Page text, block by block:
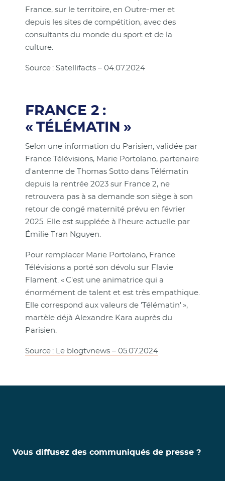
France, sur le territoire, en Outre-mer et
depuis les sites de compétition, avec des
consultants du monde du sport et de la
culture.
Source : Satellifacts – 04.07.2024
FRANCE 2 :
« TÉLÉMATIN »
Selon une information du Parisien, validée par
France Télévisions, Marie Portolano, partenaire
d'antenne de Thomas Sotto dans Télématin
depuis la rentrée 2023 sur France 2, ne
retrouvera pas à sa demande son siège à son
retour de congé maternité prévu en février
2025. Elle est suppléée à l'heure actuelle par
Émilie Tran Nguyen.
Pour remplacer Marie Portolano, France
Télévisions a porté son dévolu sur Flavie
Flament. « C'est une animatrice qui a
énormément de talent et est très empathique.
Elle correspond aux valeurs de 'Télématin' »,
martèle déjà Alexandre Kara auprès du
Parisien.
Source : Le blogtvnews – 05.07.2024
Vous diffusez des communiqués de presse ?